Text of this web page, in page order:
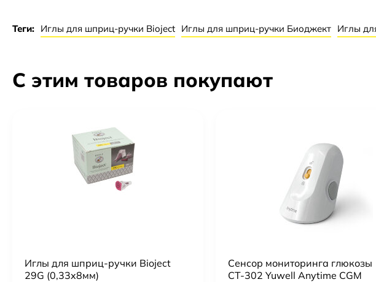
Теги: Иглы для шприц-ручки Bioject Иглы для шприц-ручки Биоджект Иглы
С этим товаров покупают
Иглы для шприц-ручки Bioject
29G (0,33x8мм)
Сенсор мониторинга глюкозы
CT‑302 Yuwell Anytime CGM